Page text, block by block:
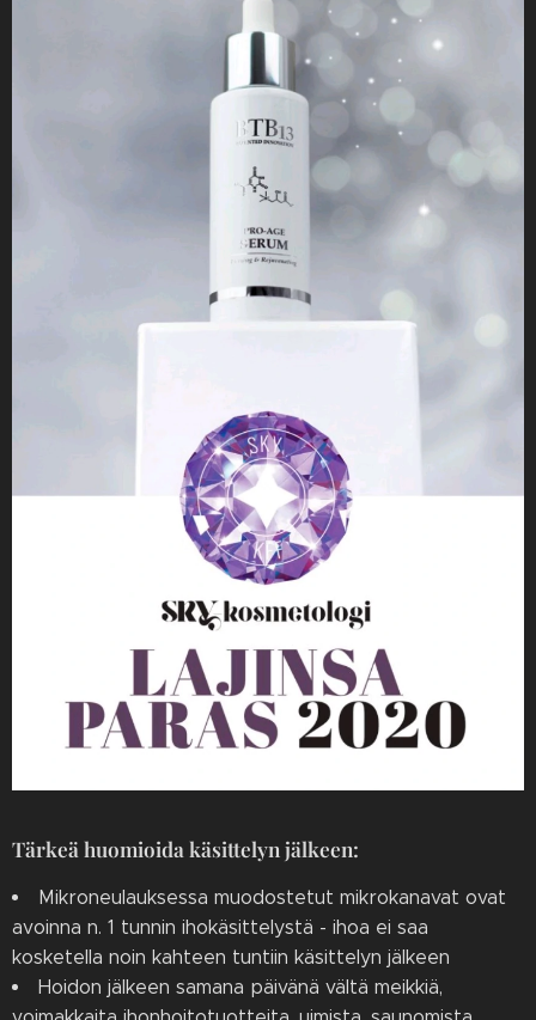
Tärkeä huomioida käsittelyn jälkeen:
Mikroneulauksessa muodostetut mikrokanavat ovat
avoinna n. 1 tunnin ihokäsittelystä - ihoa ei saa
kosketella noin kahteen tuntiin käsittelyn jälkeen
Hoidon jälkeen samana päivänä vältä meikkiä,